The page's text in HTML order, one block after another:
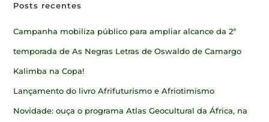
Posts recentes
Campanha mobiliza público para ampliar alcance da 2ª
temporada de As Negras Letras de Oswaldo de Camargo
Kalimba na Copa!
Lançamento do livro Afrifuturismo e Afriotimismo
Novidade: ouça o programa Atlas Geocultural da África, na